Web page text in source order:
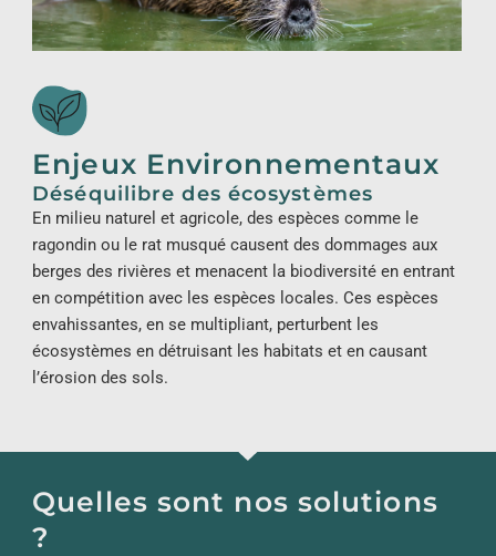
Déséquilibre des écosystèmes
En milieu naturel et agricole, des espèces comme le
ragondin ou le rat musqué causent des dommages aux
berges des rivières et menacent la biodiversité en entrant
en compétition avec les espèces locales. Ces espèces
envahissantes, en se multipliant, perturbent les
écosystèmes en détruisant les habitats et en causant
l’érosion des sols.
Enjeux Environnementaux
Quelles sont nos solutions
?